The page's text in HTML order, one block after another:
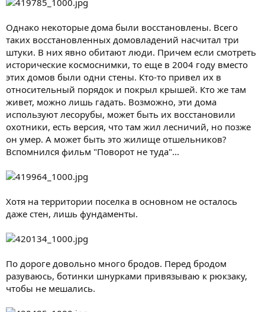
Однако некоторые дома были восстановлены. Всего
таких восстановленных домовладений насчитал три
штуки. В них явно обитают люди. Причем если смотреть
исторические космоснимки, то еще в 2004 году вместо
этих домов были одни стены. Кто-то привел их в
относительный порядок и покрыл крышей. Кто же там
живет, можно лишь гадать. Возможно, эти дома
используют лесорубы, может быть их восстановили
охотники, есть версия, что там жил лесничий, но позже
он умер. А может быть это жилище отшельников?
Вспомнился фильм "Поворот не туда"...
Хотя на территории поселка в основном не осталось
даже стен, лишь фундаменты.
По дороге довольно много бродов. Перед бродом
разуваюсь, ботинки шнурками привязываю к рюкзаку,
чтобы не мешались.